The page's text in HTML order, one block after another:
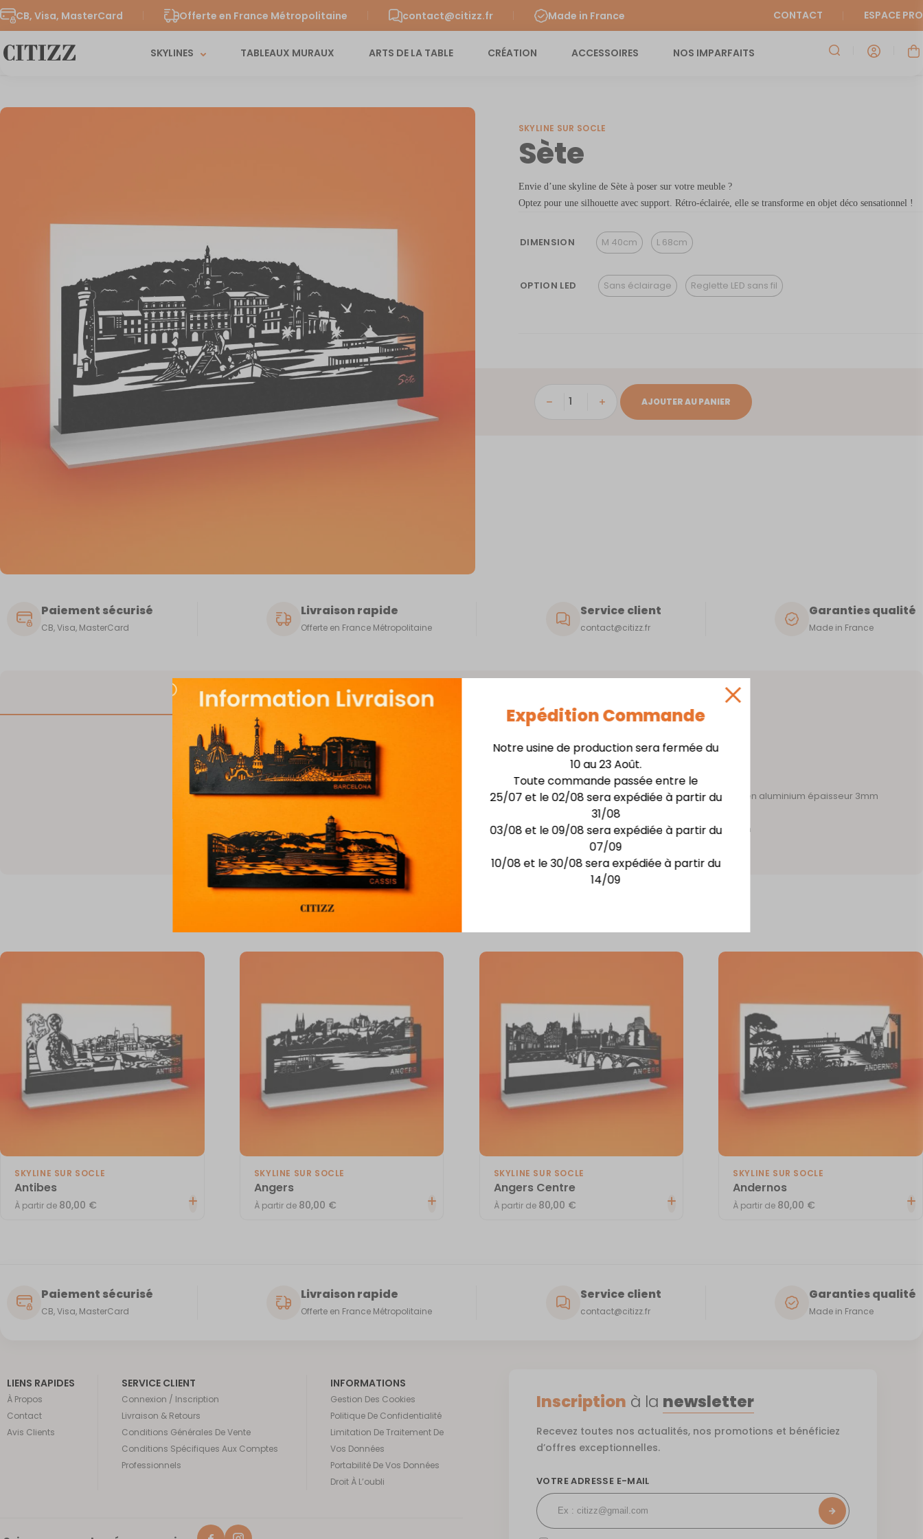
CB, Visa, MasterCard Offerte en France Métropolitaine contact@citizz.fr Made in France CONTACT ESPACE PRO
SKYLINES TABLEAUX MURAUX ARTS DE LA TABLE CRÉATION ACCESSOIRES NOS IMPARFAITS
Expédition Commande
Notre usine de production sera fermée du
10 au 23 Août.
Toute commande passée entre le
25/07 et le 02/08 sera expédiée à partir du
31/08
03/08 et le 09/08 sera expédiée à partir du
07/09
10/08 et le 30/08 sera expédiée à partir du
14/09
SKYLINE SUR SOCLE
Sète
Envie d’une skyline de Sète à poser sur votre meuble ?
Optez pour une silhouette avec support. Rétro-éclairée, elle se transforme en objet déco sensationnel !
DIMENSION M 40cm L 68cm
OPTION LED Sans éclairage Reglette LED sans fil
quantité
AJOUTER AU PANIER
Paiement sécurisé
CB, Visa, MasterCard
Livraison rapide
Offerte en France Métropolitaine
Service client
contact@citizz.fr
Garanties qualité
Made in France
DESCRIPTION
Skyline 40cm + Support
Matière : skyline en acier épaisseur 1mm – support en aluminium épaisseur 3mm
Finition : Laquage haute résistance
Dimensions :larg. 40 cm x haut. 20,8 cm x prof. 7,3 cm
Possibilité de rétro-éclairage LED
Vous aimerez aussi
SKYLINE SUR SOCLE
Antibes
À partir de 80,00 €
SKYLINE SUR SOCLE
Angers
À partir de 80,00 €
SKYLINE SUR SOCLE
Angers Centre
À partir de 80,00 €
SKYLINE SUR SOCLE
Andernos
À partir de 80,00 €
Paiement sécurisé
CB, Visa, MasterCard
Livraison rapide
Offerte en France Métropolitaine
Service client
contact@citizz.fr
Garanties qualité
Made in France
LIENS RAPIDES
À Propos
Contact
Avis Clients
SERVICE CLIENT
Connexion / Inscription
Livraison & Retours
Conditions Générales De Vente
Conditions Spécifiques Aux Comptes
Professionnels
INFORMATIONS
Gestion Des Cookies
Politique De Confidentialité
Limitation De Traitement De
Vos Données
Portabilité De Vos Données
Droit À L’oubli
Inscription à la newsletter
Recevez toutes nos actualités, nos promotions et bénéficiez
d’offres exceptionnelles.
VOTRE ADRESSE E-MAIL